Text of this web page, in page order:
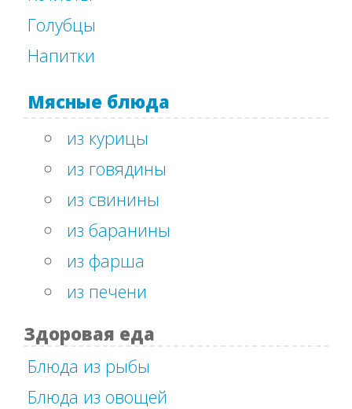
Голубцы
Напитки
Мясные блюда
из курицы
из говядины
из свинины
из баранины
из фарша
из печени
Здоровая еда
Блюда из рыбы
Блюда из овощей